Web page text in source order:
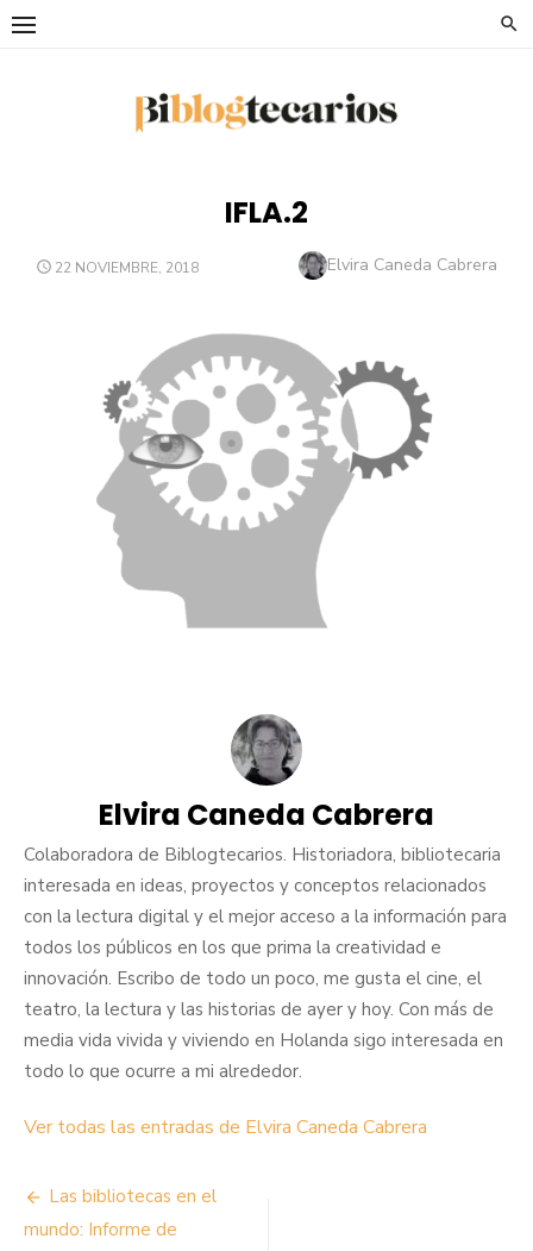
Saltar
IFLA.2
PUBLICADO
22 NOVIEMBRE, 2018 Autor
Elvira Caneda Cabrera
Elvira Caneda Cabrera
Colaboradora de Biblogtecarios. Historiadora, bibliotecaria
interesada en ideas, proyectos y conceptos relacionados
con la lectura digital y el mejor acceso a la información para
todos los públicos en los que prima la creatividad e
innovación. Escribo de todo un poco, me gusta el cine, el
teatro, la lectura y las historias de ayer y hoy. Con más de
media vida vivida y viviendo en Holanda sigo interesada en
todo lo que ocurre a mi alrededor.
Ver todas las entradas de Elvira Caneda Cabrera
Navegación
de
Las bibliotecas en el
mundo: Informe de